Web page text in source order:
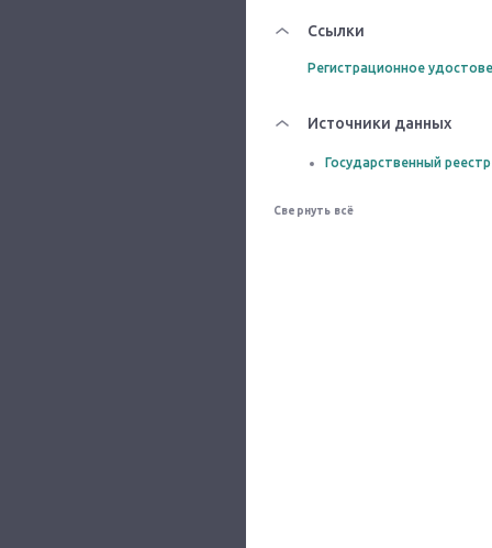
Ссылки
Регистрационное
Источники данных
Государственный
Свернуть всё